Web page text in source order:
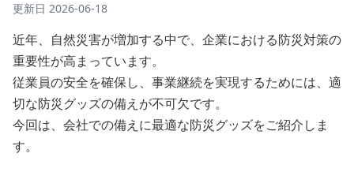
更新日 2026-06-18
近年、自然災害が増加する中で、企業における防災対策の
重要性が高まっています。
従業員の安全を確保し、事業継続を実現するためには、適
切な防災グッズの備えが不可欠です。
今回は、会社での備えに最適な防災グッズをご紹介しま
す。